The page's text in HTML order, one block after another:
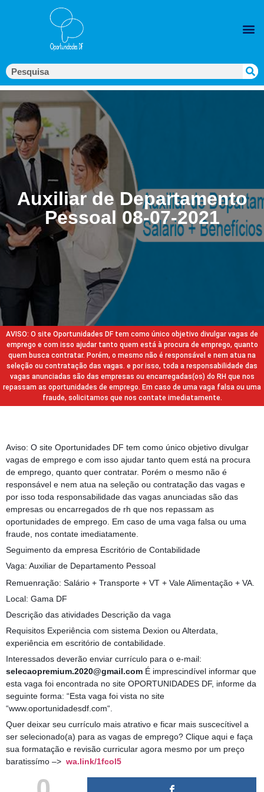
Auxiliar de Departamento
Pessoal 08-07-2021
AVISO: O site Oportunidades DF tem como único objetivo divulgar vagas de
emprego e com isso ajudar tanto quem está à procura de emprego, quanto
quem busca contratar. Porém, o mesmo não é responsável e nem atua na
seleção ou contratação das vagas. e por isso, toda a responsabilidade das
vagas anunciadas são das empresas ou encarregadas(os) do RH que nos
repassam as oportunidades de emprego. Em caso de uma vaga falsa ou uma
fraude, solicitamos que nos contate imediatamente.
Aviso: O site Oportunidades DF tem como único objetivo divulgar
vagas de emprego e com isso ajudar tanto quem está na procura
de emprego, quanto quer contratar. Porém o mesmo não é
responsável e nem atua na seleção ou contratação das vagas e
por isso toda responsabilidade das vagas anunciadas são das
empresas ou encarregados de rh que nos repassam as
oportunidades de emprego. Em caso de uma vaga falsa ou uma
fraude, nos contate imediatamente.
Seguimento da empresa Escritório de Contabilidade
Vaga: Auxiliar de Departamento Pessoal
Remuenração: Salário + Transporte + VT + Vale Alimentação + VA.
Local: Gama DF
Descrição das atividades Descrição da vaga
Requisitos Experiência com sistema Dexion ou Alterdata,
experiência em escritório de contabilidade.
Interessados deverão enviar currículo para o e-mail:
selecaopremium.2020@gmail.com É imprescindível informar que
esta vaga foi encontrada no site OPORTUNIDADES DF, informe da
seguinte forma: “Esta vaga foi vista no site
“www.oportunidadesdf.com“.
Quer deixar seu currículo mais atrativo e ficar mais suscecítivel a
ser selecionado(a) para as vagas de emprego? Clique aqui e faça
sua formatação e revisão curricular agora mesmo por um preço
baratissímo –> wa.link/1fcol5